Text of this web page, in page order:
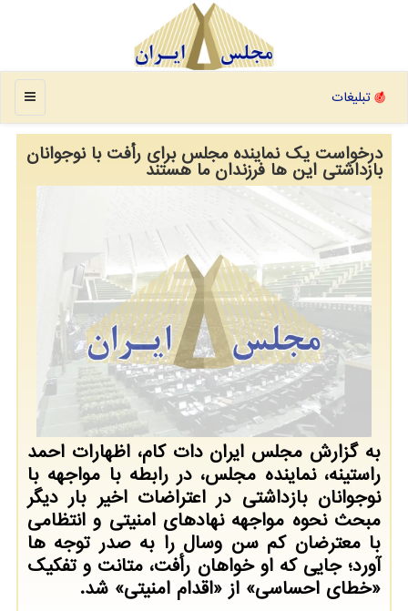
منو تبلیغات
درخواست یک نماینده مجلس برای رأفت با نوجوانان
بازداشتی این ها فرزندان ما هستند
به گزارش مجلس ایران دات کام، اظهارات احمد
راستینه، نماینده مجلس، در رابطه با مواجهه با
نوجوانان بازداشتی در اعتراضات اخیر بار دیگر
مبحث نحوه مواجهه نهادهای امنیتی و انتظامی
با معترضان کم سن وسال را به صدر توجه ها
آورد؛ جایی که او خواهان رأفت، متانت و تفکیک
«خطای احساسی» از «اقدام امنیتی» شد.